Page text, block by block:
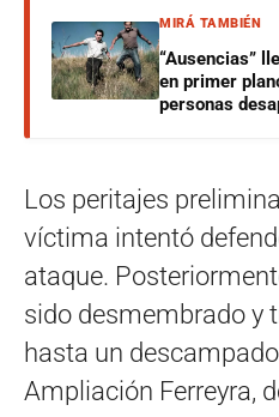
MIRÁ TAMBIÉN
“Ausencias”
en primer
personas
Los peritajes
víctima intentó
ataque.
sido desmembrado y
hasta un
Ampliación Ferreyra,